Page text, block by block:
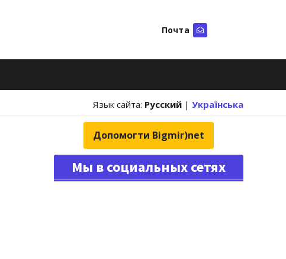
Почта
Язык сайта: Русский | Українська
Допомогти Bigmir)net
Мы в социальных сетях